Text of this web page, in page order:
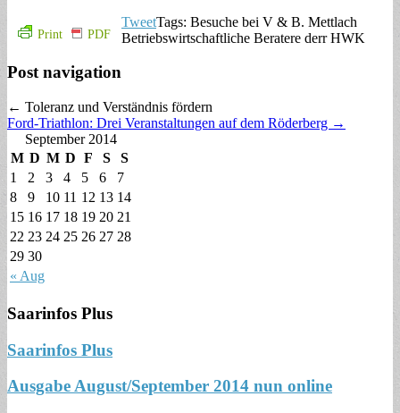
Print PDF
TweetTags: Besuche bei V & B. Mettlach
Betriebswirtschaftliche Beratere derr HWK
Post navigation
← Toleranz und Verständnis fördern
Ford-Triathlon: Drei Veranstaltungen auf dem Röderberg →
September 2014
M D M D F S S
« Aug
1 2 3 4 5 6
7
8
9 10 11 12 13 14
15 16 17 18 19 20 21
22 23 24 25 26 27 28
29 30
Saarinfos Plus
Saarinfos Plus
Ausgabe August/September 2014 nun online